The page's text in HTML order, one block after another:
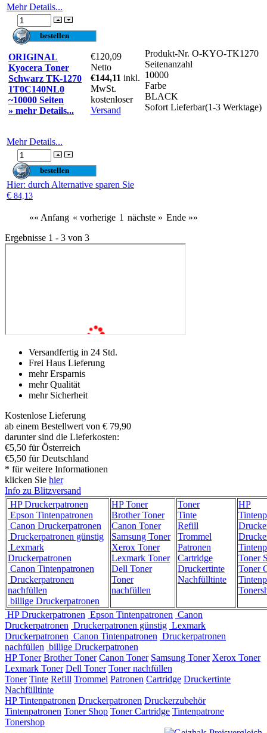
Mehr Details...
ORIGINAL
Kyocera Toner
Schwarz TK-1270
1T0C140NL0
~10000 Seiten
» mehr Details...
€120,09
Netto
€144,11 inkl.
MwSt.
kostenloser
Versand
Produkt-Nr. O-KYO-TK1270
Seitenanzahl
10000
Farbe
BLACK
Sofort Lieferbar(1-3 Werktage)
Mehr Details...
Hier: durch Alternative sparen Sie
€ 84,13
«« Anfang « vorherige 1 nächste » Ende »»
Ergebnisse 1 - 3 von 3
Versandfertig in 24 Std.
Frei Haus Lieferung
mehr Ersparnis
mehr Qualität
mehr Sicherheit
Kostenlose Lieferung
ab einem Bestellwert von € 79,90
darunter sind die Lieferkosten:
€5,50 für Österreich
€5,50 für Deutschland
* für weitere Informationen
klicken Sie hier
Info zu Blitzversand
HP Druckerpatronen
Epson Tintenpatronen
Canon Druckerpatronen
Druckerpatronen günstig
Lexmark
Druckerpatronen
Canon Tintenpatronen
Druckerpatronen
nachfüllen
billige Druckerpatronen
HP Toner
Brother Toner
Canon Toner
Samsung Toner
Xerox Toner
Lexmark Toner
Dell Toner
Toner
nachfüllen
Toner
Tinte
Refill
Trommel
Patronen
Cartridge
Druckertinte
Nachfülltinte
HP
Toner
Toner
HP Druckerpatronen Epson Tintenpatronen Canon
Druckerpatronen Druckerpatronen günstig Lexmark
Druckerpatronen Canon Tintenpatronen Druckerpatronen
nachfüllen billige Druckerpatronen
HP Toner Brother Toner Canon Toner Samsung Toner Xerox Toner
Lexmark Toner Dell Toner Toner nachfüllen
Toner Tinte Refill Trommel Patronen Cartridge Druckertinte
Nachfülltinte
HP Tintenpatronen Druckerpatronen Druckerzubehör
Tintenpatronen Toner Shop Toner Cartridge Tintenpatrone
Tonershop